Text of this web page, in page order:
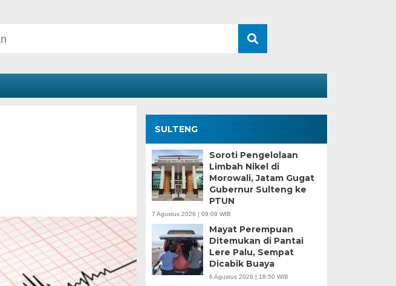
SULTENG
Soroti Pengelolaan
Limbah Nikel di
Morowali, Jatam Gugat
Gubernur Sulteng ke
PTUN
7 Agustus 2026 | 09:09 WIB
Mayat Perempuan
Ditemukan di Pantai
Lere Palu, Sempat
Dicabik Buaya
6 Agustus 2026 | 18:50 WIB